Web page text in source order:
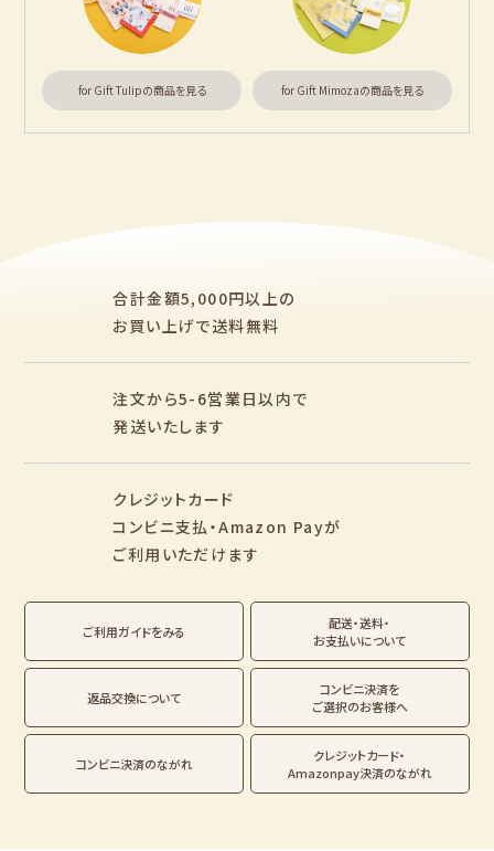
箋・封筒
カード・ポストカー
ド
もっと見る
クリエイター別
mizutama
トコロコムギ オビワン
キャラクター別
MARUKO and
モンチッチ
for Gift Tulipの商品を見る for Gift Mimozaの商品を見る
アイテム別
M5 M6
その他
サンリオキャラクタ
ーズ
おやつパーティ
トビマツショウイチ
ロウ
トコロコムギ
アルプスの少女ハイ
ジ
Lipton BEAR'S
カルビーレトロ
サンリオキャラクタ
ーズ
フルーツマーケット
お菓子などうぶつ
工房
レターセット・便箋・封筒
おりがみ
シリーズで探す
翠 sui の商品を見る 結々 yuiyui の商品を見る
合計金額5,000円以上の
お買い上げで送料無料
注文から5-6営業日以内で
発送いたします
クレジットカード
コンビニ支払・Amazon Payが
ご利用いただけます
ご利用ガイドをみる
配送・送料・
お支払いについて
返品交換について
コンビニ決済を
ご選択のお客様へ
コンビニ決済のながれ
クレジットカード・
Amazonpay決済のながれ